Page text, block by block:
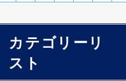
カテゴリーリ
スト